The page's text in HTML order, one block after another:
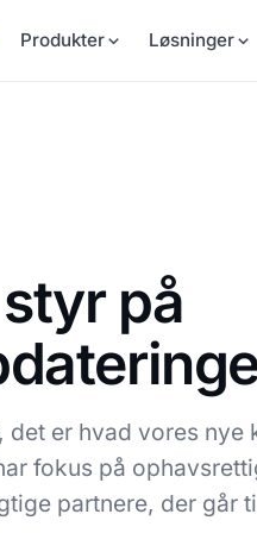
Produkter Løsninger
på
er hvad vores nye
fokus på
partnere, der går